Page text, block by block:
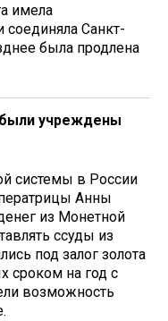
имела
соединяла Санкт-
была продлена
были учреждены
системы в России
Анны
из Монетной
ссуды из
под залог золота
сроком на год с
возможность